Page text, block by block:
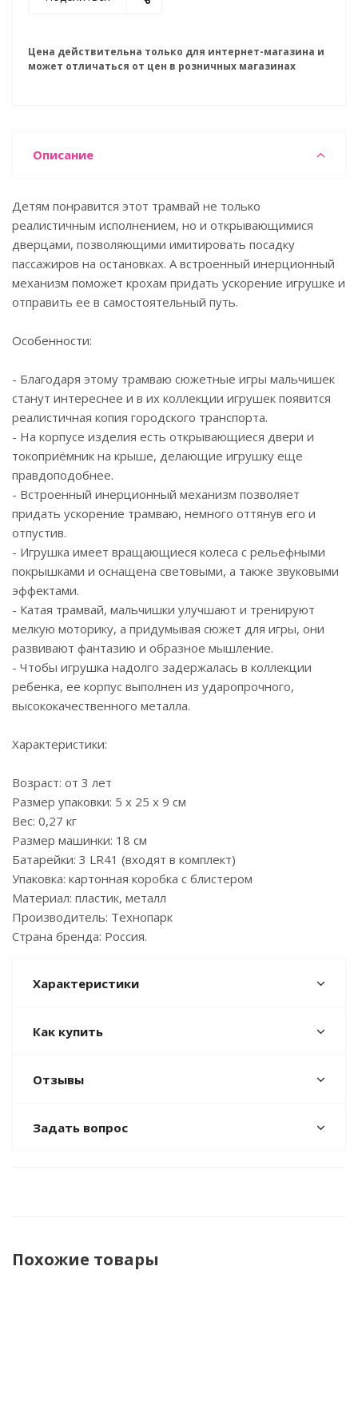
Цена действительна только для интернет-магазина и
может отличаться от цен в розничных магазинах
Описание
Детям понравится этот трамвай не только
реалистичным исполнением, но и открывающимися
дверцами, позволяющими имитировать посадку
пассажиров на остановках. А встроенный инерционный
механизм поможет крохам придать ускорение игрушке и
отправить ее в самостоятельный путь.
Особенности:
- Благодаря этому трамваю сюжетные игры мальчишек
станут интереснее и в их коллекции игрушек появится
реалистичная копия городского транспорта.
- На корпусе изделия есть открывающиеся двери и
токоприёмник на крыше, делающие игрушку еще
правдоподобнее.
- Встроенный инерционный механизм позволяет
придать ускорение трамваю, немного оттянув его и
отпустив.
- Игрушка имеет вращающиеся колеса с рельефными
покрышками и оснащена световыми, а также звуковыми
эффектами.
- Катая трамвай, мальчишки улучшают и тренируют
мелкую моторику, а придумывая сюжет для игры, они
развивают фантазию и образное мышление.
- Чтобы игрушка надолго задержалась в коллекции
ребенка, ее корпус выполнен из ударопрочного,
высококачественного металла.
Характеристики:
Возраст: от 3 лет
Размер упаковки: 5 х 25 х 9 см
Вес: 0,27 кг
Размер машинки: 18 см
Батарейки: 3 LR41 (входят в комплект)
Упаковка: картонная коробка с блистером
Материал: пластик, металл
Производитель: Технопарк
Страна бренда: Россия.
Характеристики
Как купить
Отзывы
Задать вопрос
Похожие товары